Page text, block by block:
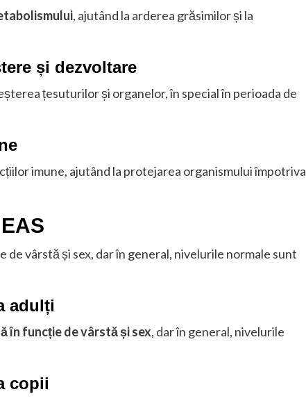
, ajutând la arderea grăsimilor și la
și dezvoltare
țesuturilor și organelor, în special în perioada de
imune, ajutând la protejarea organismului împotriva
vârstă și sex, dar în general, nivelurile normale sunt
adulți
în funcție de vârstă și sex, dar în general, nivelurile
copii